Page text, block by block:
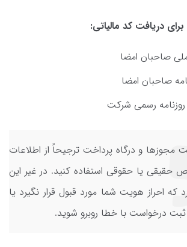
دریافت کد مالیاتی:
صاحبان امضا
صاحبان امضا
رسمی شرکت
مجوزها و درگاه پرداخت ترجیحاً از اطلاعات
یا حقوقی استفاده کنید. در غیر این
که احراز هویت شما مورد قبول قرار نگیرد یا
ثبت درخواست با خطا روبرو شوید.